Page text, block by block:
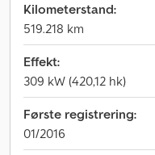
Kilometerstand:
519.218 km
Effekt:
309 kW (420,12 hk)
Første registrering:
01/2016